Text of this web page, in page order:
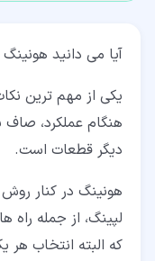
۲‏- کاربرد هونینگ چیست؟ (application of honing)
۳‏- انواع هونینگ چیست؟ (types of honing)
۴‏- مزایای هونینگ
آیا می دانید
یکی از مهم ترین
هنگام عملکرد،
دیگر قطعات است.
هونینگ در کنار
لپینگ، از جمله
که البته انتخاب هر